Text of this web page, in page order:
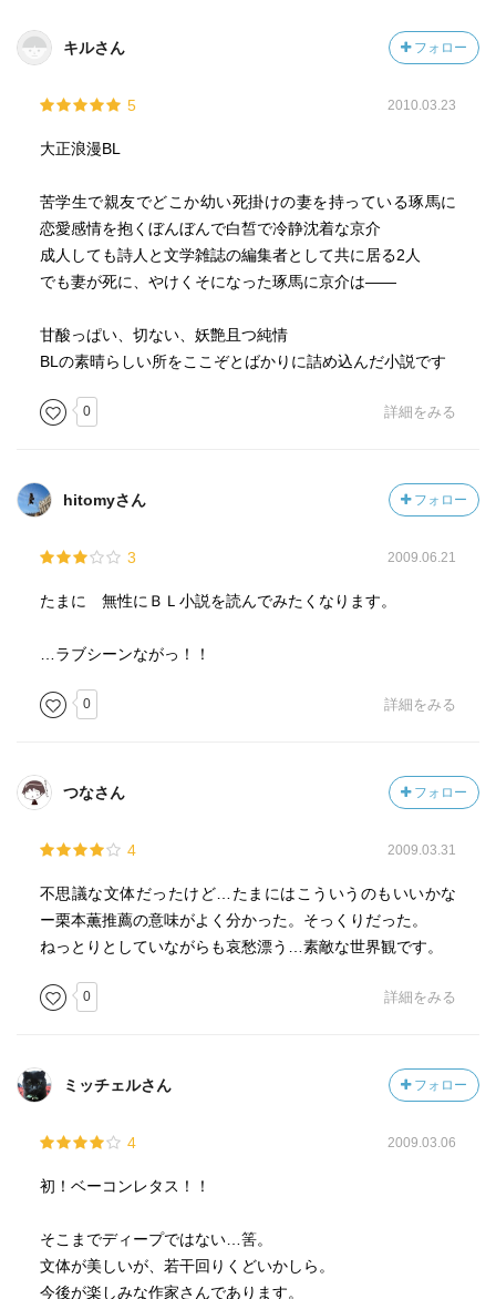
キルさん フォロー
5 2010.03.23
大正浪漫BL
苦学生で親友でどこか幼い死掛けの妻を持っている琢馬に
恋愛感情を抱くぼんぼんで白皙で冷静沈着な京介
成人しても詩人と文学雑誌の編集者として共に居る2人
でも妻が死に、やけくそになった琢馬に京介は――
甘酸っぱい、切ない、妖艶且つ純情
BLの素晴らしい所をここぞとばかりに詰め込んだ小説です
0 詳細をみる
hitomyさん フォロー
3 2009.06.21
たまに 無性にＢＬ小説を読んでみたくなります。
…ラブシーンながっ！！
0 詳細をみる
つなさん フォロー
4 2009.03.31
不思議な文体だったけど…たまにはこういうのもいいかな
ー栗本薫推薦の意味がよく分かった。そっくりだった。
ねっとりとしていながらも哀愁漂う…素敵な世界観です。
0 詳細をみる
ミッチェルさん フォロー
4 2009.03.06
初！ベーコンレタス！！
そこまでディープではない…筈。
文体が美しいが、若干回りくどいかしら。
今後が楽しみな作家さんであります。